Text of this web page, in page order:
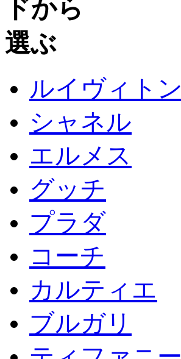
ルイヴィトン
シャネル
エルメス
グッチ
プラダ
コーチ
カルティエ
ブルガリ